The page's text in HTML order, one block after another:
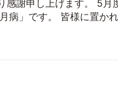
謝申し上げます。 5月
病」です。 皆様に置か